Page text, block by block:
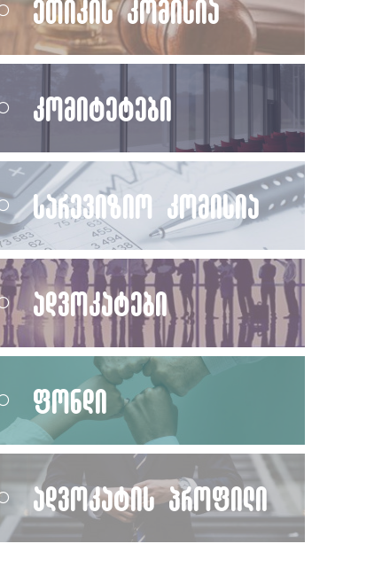
ეთიკის კომისია
კომიტეტები
სარევიზიო კომისია
ადვოკატები
ფონდი
ადვოკატის პროფილი